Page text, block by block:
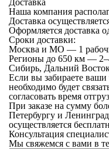
Доставка
Наша компания
Доставка
Оформляется доставка
Сроки доставки:
Москва и МО — 1
Регионы до 650 км —
Сибирь, Дальний
Если вы забираете ваши
необходимо будет
согласовать время
При заказе на сумму
Петербургу и
осуществляется
Консультация
Мы свяжемся с вами в